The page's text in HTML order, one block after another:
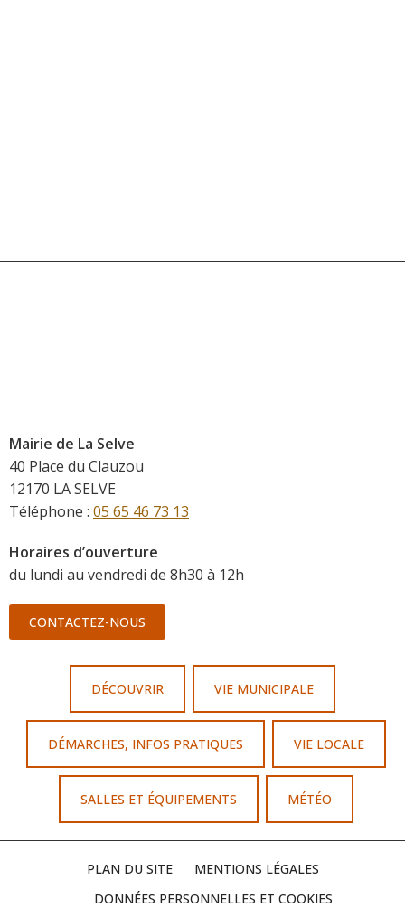
Mairie de La Selve
40 Place du Clauzou
12170 LA SELVE
Téléphone : 05 65 46 73 13
Horaires d’ouverture
du lundi au vendredi de 8h30 à 12h
CONTACTEZ-NOUS
DÉCOUVRIR VIE MUNICIPALE
DÉMARCHES, INFOS PRATIQUES VIE LOCALE
SALLES ET ÉQUIPEMENTS MÉTÉO
PLAN DU SITE
MENTIONS LÉGALES
DONNÉES PERSONNELLES ET COOKIES